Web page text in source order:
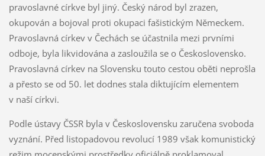
pravoslavné církve byl jiný. Český národ byl zrazen,
okupován a bojoval proti okupaci fašistickým Německem.
Pravoslavná církev v Čechách se účastnila mezi prvními
odboje, byla likvidována a zasloužila se o Československo.
Pravoslavná církev na Slovensku touto cestou oběti neprošla
a přesto se od 50. let dodnes stala diktujícím elementem
v naší církvi.
Podle ústavy ČSSR byla v Československu zaručena svoboda
vyznání. Před listopadovou revolucí 1989 však komunistický